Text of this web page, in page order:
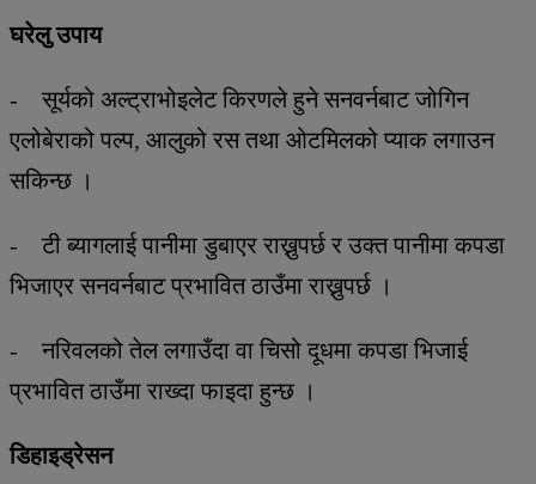
घरेलु उपाय
- सूर्यको अल्ट्राभोइलेट किरणले हुने सनवर्नबाट जोगिन
एलोबेराको पल्प, आलुको रस तथा ओटमिलको प्याक लगाउन
सकिन्छ ।
- टी ब्यागलाई पानीमा डुबाएर राख्नुपर्छ र उक्त पानीमा कपडा
भिजाएर सनवर्नबाट प्रभावित ठाउँमा राख्नुपर्छ ।
- नरिवलको तेल लगाउँदा वा चिसो दूधमा कपडा भिजाई
प्रभावित ठाउँमा राख्दा फाइदा हुन्छ ।
डिहाइड्रेसन